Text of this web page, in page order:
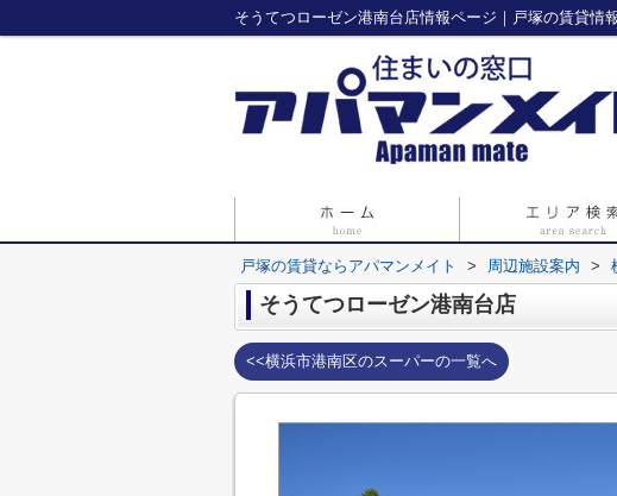
そうてつローゼン港南台店情報ページ｜戸塚の賃貸情
戸塚の賃貸ならアパマンメイト > 周辺施設案内 >
そうてつローゼン港南台店
<<横浜市港南区のスーパーの一覧へ